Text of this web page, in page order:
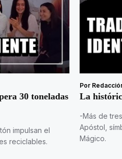
30 toneladas
impulsan el
reciclables.
Por
La
-Más de
Apóstol,
Mágico.